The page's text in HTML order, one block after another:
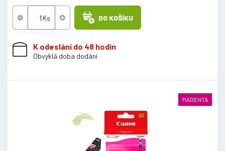
DO KOŠÍKU
K odeslání do 48 hodin
Obvyklá doba dodání
MAGENTA